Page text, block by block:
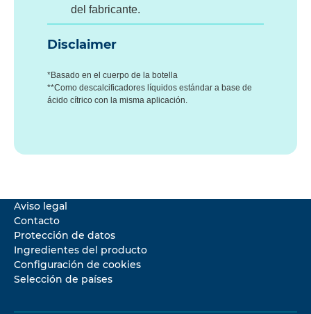
del fabricante.
Disclaimer
*Basado en el cuerpo de la botella
**Como descalcificadores líquidos estándar a base de
ácido cítrico con la misma aplicación.
Aviso legal
Contacto
Protección de datos
Ingredientes del producto
Configuración de cookies
Selección de países